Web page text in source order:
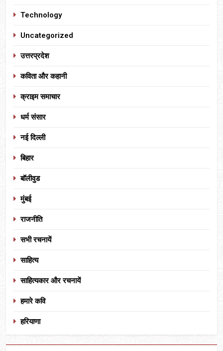
Technology
Uncategorized
उत्तरप्रदेश
कविता और कहानी
क्राइम समाचार
धर्म संसार
नई दिल्ली
बिहार
बॉलीवुड
मुंबई
राजनीति
सभी रचनायें
साहित्य
साहित्यकार और रचनायें
हमारे कवि
हरियाणा